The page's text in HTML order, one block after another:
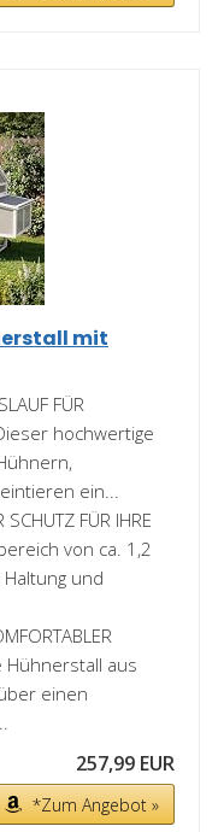
mit
FÜR
Dieser hochwertige
ein...
SCHUTZ FÜR IHRE
von ca. 1,2
und
Hühnerstall aus
einen
257,99 EUR
*Zum Angebot »